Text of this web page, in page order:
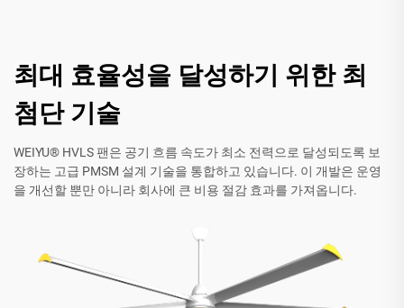
최대 효율성을 달성하기 위한 최
첨단 기술
WEIYU® HVLS 팬은 공기 흐름 속도가 최소 전력으로 달성되도록 보
장하는 고급 PMSM 설계 기술을 통합하고 있습니다. 이 개발은 운영
을 개선할 뿐만 아니라 회사에 큰 비용 절감 효과를 가져옵니다.